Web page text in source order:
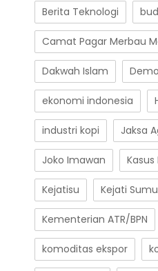
Berita Teknologi
Camat Pagar Merbau
Dakwah Islam
ekonomi indonesia
industri kopi Jaksa
Joko Imawan Kasus
Kejatisu Kejati
Kementerian ATR/BPN
komoditas ekspor